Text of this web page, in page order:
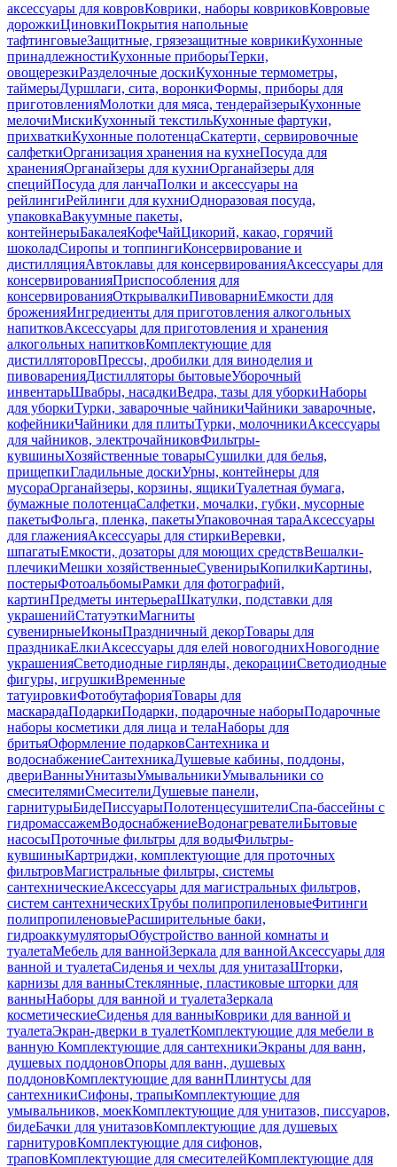
аксессуары для ковровКоврики, наборы ковриковКовровые
дорожкиЦиновкиПокрытия напольные
тафтинговыеЗащитные, грязезащитные коврикиКухонные
принадлежностиКухонные приборыТерки,
овощерезкиРазделочные доскиКухонные термометры,
таймерыДуршлаги, сита, воронкиФормы, приборы для
приготовленияМолотки для мяса, тендерайзерыКухонные
мелочиМискиКухонный текстильКухонные фартуки,
прихваткиКухонные полотенцаСкатерти, сервировочные
салфеткиОрганизация хранения на кухнеПосуда для
храненияОрганайзеры для кухниОрганайзеры для
специйПосуда для ланчаПолки и аксессуары на
рейлингиРейлинги для кухниОдноразовая посуда,
упаковкаВакуумные пакеты,
контейнерыБакалеяКофеЧайЦикорий, какао, горячий
шоколадСиропы и топпингиКонсервирование и
дистилляцияАвтоклавы для консервированияАксессуары для
консервированияПриспособления для
консервированияОткрывалкиПивоварниЕмкости для
броженияИнгредиенты для приготовления алкогольных
напитковАксессуары для приготовления и хранения
алкогольных напитковКомплектующие для
дистилляторовПрессы, дробилки для виноделия и
пивоваренияДистилляторы бытовыеУборочный
инвентарьШвабры, насадкиВедра, тазы для уборкиНаборы
для уборкиТурки, заварочные чайникиЧайники заварочные,
кофейникиЧайники для плитыТурки, молочникиАксессуары
для чайников, электрочайниковФильтры-
кувшиныХозяйственные товарыСушилки для белья,
прищепкиГладильные доскиУрны, контейнеры для
мусораОрганайзеры, корзины, ящикиТуалетная бумага,
бумажные полотенцаСалфетки, мочалки, губки, мусорные
пакетыФольга, пленка, пакетыУпаковочная тараАксессуары
для глаженияАксессуары для стиркиВеревки,
шпагатыЕмкости, дозаторы для моющих средствВешалки-
плечикиМешки хозяйственныеСувенирыКопилкиКартины,
постерыФотоальбомыРамки для фотографий,
картинПредметы интерьераШкатулки, подставки для
украшенийСтатуэткиМагниты
сувенирныеИконыПраздничный декорТовары для
праздникаЕлкиАксессуары для елей новогоднихНовогодние
украшенияСветодиодные гирлянды, декорацииСветодиодные
фигуры, игрушкиВременные
татуировкиФотобутафорияТовары для
маскарадаПодаркиПодарки, подарочные наборыПодарочные
наборы косметики для лица и телаНаборы для
бритьяОформление подарковСантехника и
водоснабжениеСантехникаДушевые кабины, поддоны,
двериВанныУнитазыУмывальникиУмывальники со
смесителямиСмесителиДушевые панели,
гарнитурыБидеПиссуарыПолотенцесушителиСпа-бассейны с
гидромассажемВодоснабжениеВодонагревателиБытовые
насосыПроточные фильтры для водыФильтры-
кувшиныКартриджи, комплектующие для проточных
фильтровМагистральные фильтры, системы
сантехническиеАксессуары для магистральных фильтров,
систем сантехническихТрубы полипропиленовыеФитинги
полипропиленовыеРасширительные баки,
гидроаккумуляторыОбустройство ванной комнаты и
туалетаМебель для ваннойЗеркала для ваннойАксессуары для
ванной и туалетаСиденья и чехлы для унитазаШторки,
карнизы для ванныСтеклянные, пластиковые шторки для
ванныНаборы для ванной и туалетаЗеркала
косметическиеСиденья для ванныКоврики для ванной и
туалетаЭкран-дверки в туалетКомплектующие для мебели в
ванную Комплектующие для сантехникиЭкраны для ванн,
душевых поддоновОпоры для ванн, душевых
поддоновКомплектующие для ваннПлинтусы для
сантехникиСифоны, трапыКомплектующие для
умывальников, моекКомплектующие для унитазов, писсуаров,
бидеБачки для унитазовКомплектующие для душевых
гарнитуровКомплектующие для сифонов,
траповКомплектующие для смесителейКомплектующие для